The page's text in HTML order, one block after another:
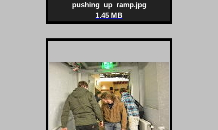
pushing_up_ramp.jpg
1.45 MB